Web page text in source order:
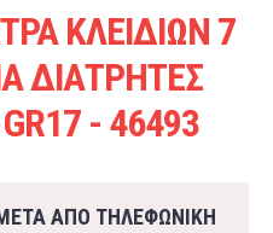
ΚΛΕΙΔΙΩΝ 7
ΔΙΑΤΡΗΤΕΣ
- 46493
ΑΠΟ ΤΗΛΕΦΩΝΙΚΗ